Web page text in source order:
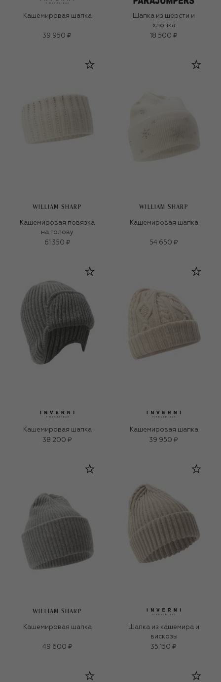
Кашемировая шапка
39 950 ₽
Шапка из шерсти и
хлопка
18 500 ₽
WILLIAM SHARP
Кашемировая повязка
на голову
61 350 ₽
WILLIAM SHARP
Кашемировая шапка
54 650 ₽
Кашемировая шапка
38 200 ₽
Кашемировая шапка
39 950 ₽
WILLIAM SHARP
Кашемировая шапка
49 600 ₽
Шапка из кашемира и
вискозы
35 150 ₽